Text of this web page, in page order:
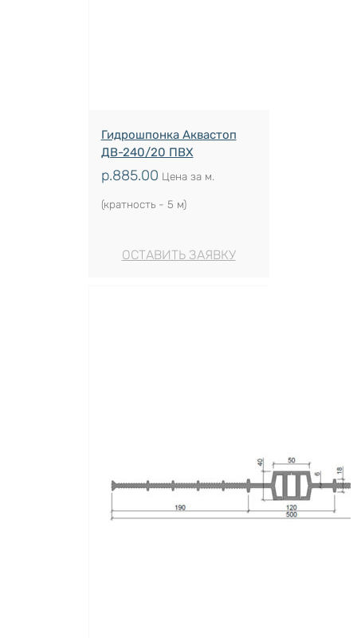
Гидрошпонка Аквастоп
ДВ-240/20 ПВХ
р.885.00 Цена за м.
(кратность - 5 м)
ОСТАВИТЬ ЗАЯВКУ